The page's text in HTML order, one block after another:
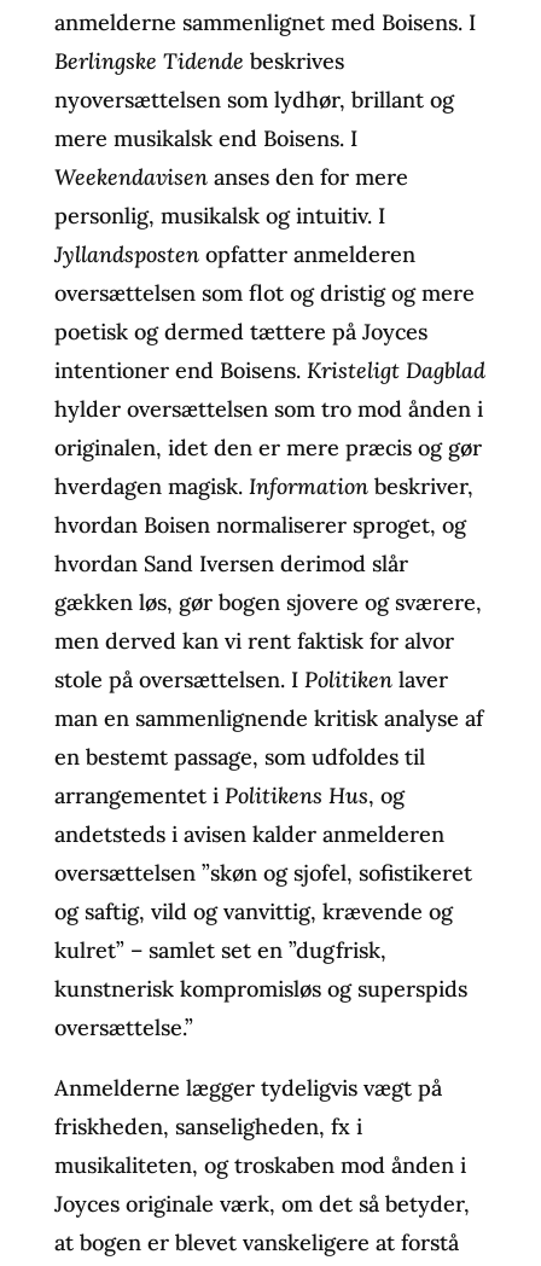
anmelderne sammenlignet med Boisens. I
Berlingske Tidende beskrives
nyoversættelsen som lydhør, brillant og
mere musikalsk end Boisens. I
Weekendavisenanses den for mere
personlig, musikalsk og intuitiv. I
Jyllandspostenopfatter anmelderen
oversættelsen som flot og dristig og mere
poetisk og dermed tættere på Joyces
intentioner end Boisens. Kristeligt Dagblad
hylder oversættelsen som tro mod ånden i
originalen, idet den er mere præcis og gør
hverdagen magisk. Informationbeskriver,
hvordan Boisen normaliserer sproget, og
hvordan Sand Iversen derimod slår
gækken løs, gør bogen sjovere og sværere,
men derved kan vi rent faktisk for alvor
stole på oversættelsen. I Politikenlaver
man en sammenlignende kritisk analyse af
en bestemt passage, som udfoldes til
arrangementet i Politikens Hus, og
andetsteds i avisen kalder anmelderen
oversættelsen ”skøn og sjofel, sofistikeret
og saftig, vild og vanvittig, krævende og
kulret” – samlet set en ”dugfrisk,
kunstnerisk kompromisløs og superspids
oversættelse.”
Anmelderne lægger tydeligvis vægt på
friskheden, sanseligheden, fx i
musikaliteten, og troskaben mod ånden i
Joyces originale værk, om det så betyder,
at bogen er blevet vanskeligere at forstå